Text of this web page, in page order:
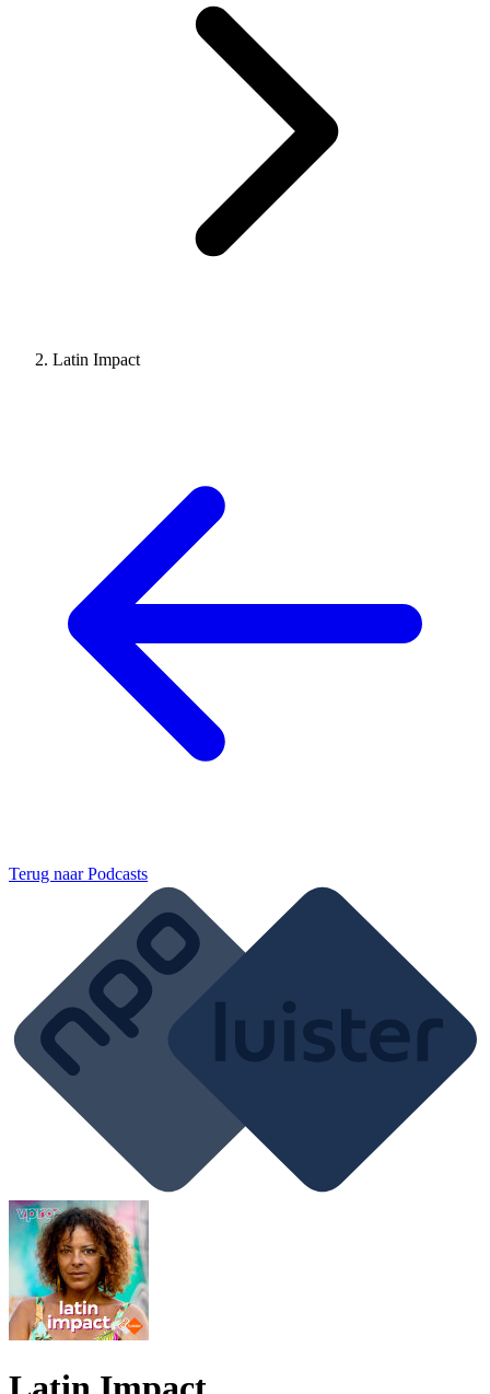
Latin Impact
Terug naarPodcasts